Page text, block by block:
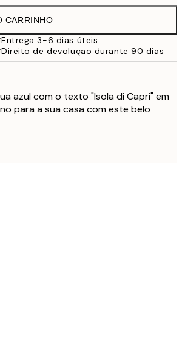
27,45 €
CARRINHO
Entrega 3-6 dias úteis
Direito de devolução durante 90 dias
azul com o texto "Isola di Capri" em
para a sua casa com este belo